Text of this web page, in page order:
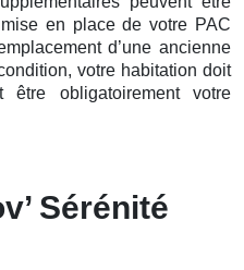
en place de votre PAC
d’une ancienne
votre habitation doit
obligatoirement votre
Sérénité